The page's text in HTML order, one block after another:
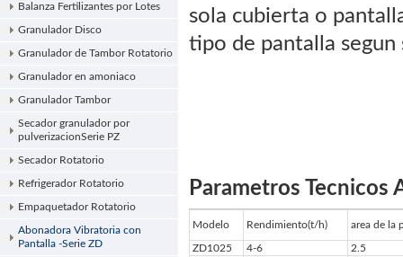
Balanza Fertilizantes por Lotes
Granulador Disco
Granulador de Tambor Rotatorio
Granulador en amoniaco
Granulador Tambor
Secador granulador por
pulverizacionSerie PZ
Secador Rotatorio
Refrigerador Rotatorio
Empaquetador Rotatorio
Abonadora Vibratoria con
Pantalla -Serie ZD
sola cubierta o
tipo de pantalla
Parametros
Modelo Rendimiento(t/h) area de la
ZD1025 4-6
2.5